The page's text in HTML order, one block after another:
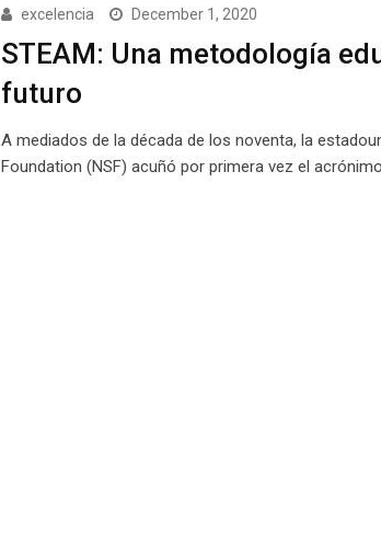
excelencia December 1, 2020
STEAM: Una metodología
futuro
A mediados de la década de los noventa, la
Foundation (NSF) acuñó por primera vez el